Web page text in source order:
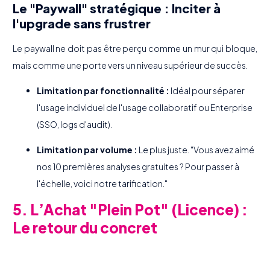
Le "Paywall" stratégique : Inciter à
l'upgrade sans frustrer
Le paywall ne doit pas être perçu comme un mur qui bloque,
mais comme une porte vers un niveau supérieur de succès.
Limitation par fonctionnalité : Idéal pour séparer
l'usage individuel de l'usage collaboratif ou Enterprise
(SSO, logs d'audit).
Limitation par volume : Le plus juste. "Vous avez aimé
nos 10 premières analyses gratuites ? Pour passer à
l'échelle, voici notre tarification."
5. L’Achat "Plein Pot" (Licence) :
Le retour du concret